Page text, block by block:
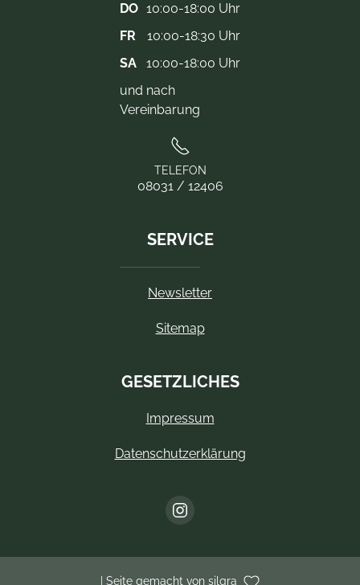
DO 10:00-18:00 Uhr
FR
10:00-18:30 Uhr
SA
10:00-18:00 Uhr
und nach
Vereinbarung
TELEFON
08031 / 12406
SERVICE
Newsletter
Sitemap
GESETZLICHES
Impressum
Datenschutzerklärung
| Seite gemacht von silgra